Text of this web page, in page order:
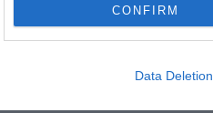
CONFIRM
Data Deletion